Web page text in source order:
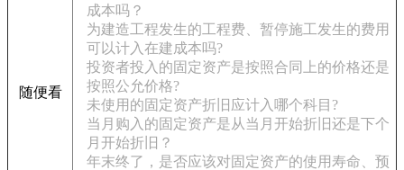
随便看
成本吗？
为建造工程发生的工程费、暂停施工发生的费用
可以计入在建成本吗?
投资者投入的固定资产是按照合同上的价格还是
按照公允价格?
未使用的固定资产折旧应计入哪个科目?
当月购入的固定资产是从当月开始折旧还是下个
月开始折旧？
年末终了，是否应该对固定资产的使用寿命、预